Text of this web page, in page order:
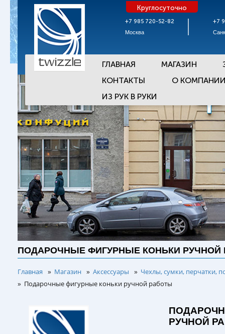
+7 985 720-52-82
Москва
Круглосуточно
+7
ГЛАВНАЯ МАГАЗИН
КОНТАКТЫ
О
ИЗ РУК В РУКИ
ПОДАРОЧНЫЕ ФИГУРНЫЕ КОНЬКИ РУЧНОЙ
Главная » Магазин » Аксессуары » Чехлы, сумки, перчатки,
» Подарочные фигурные коньки ручной работы
РУЧНОЙ